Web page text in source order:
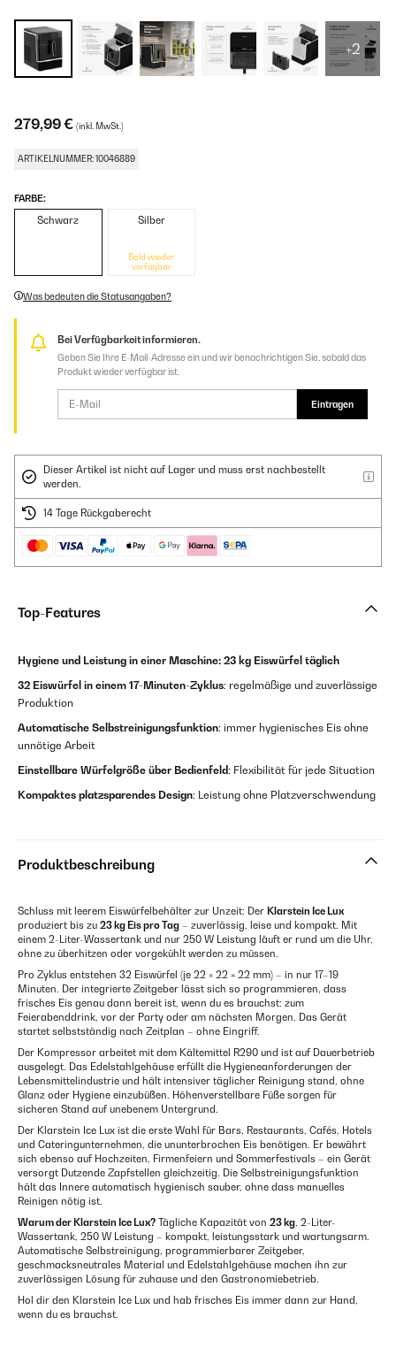
+2
279,99 € (inkl. MwSt.)
ARTIKELNUMMER: 10046889
FARBE:
Schwarz Silber
Bald wieder
verfügbar
Was bedeuten die Statusangaben?
Bei Verfügbarkeit informieren.
Geben Sie Ihre E-Mail-Adresse ein und wir benachrichtigen Sie, sobald das
Produkt wieder verfügbar ist.
Eintragen
Dieser Artikel ist nicht auf Lager und muss erst nachbestellt
werden.
14 Tage Rückgaberecht
Top-Features
Hygiene und Leistung in einer Maschine: 23 kg Eiswürfel täglich
32 Eiswürfel in einem 17-Minuten-Zyklus: regelmäßige und zuverlässige
Produktion
Automatische Selbstreinigungsfunktion: immer hygienisches Eis ohne
unnötige Arbeit
Einstellbare Würfelgröße über Bedienfeld: Flexibilität für jede Situation
Kompaktes platzsparendes Design: Leistung ohne Platzverschwendung
Produktbeschreibung
Schluss mit leerem Eiswürfelbehälter zur Unzeit: Der Klarstein Ice Lux
produziert bis zu 23 kg Eis pro Tag – zuverlässig, leise und kompakt. Mit
einem 2-Liter-Wassertank und nur 250 W Leistung läuft er rund um die Uhr,
ohne zu überhitzen oder vorgekühlt werden zu müssen.
Pro Zyklus entstehen 32 Eiswürfel (je 22 × 22 × 22 mm) – in nur 17–19
Minuten. Der integrierte Zeitgeber lässt sich so programmieren, dass
frisches Eis genau dann bereit ist, wenn du es brauchst: zum
Feierabenddrink, vor der Party oder am nächsten Morgen. Das Gerät
startet selbstständig nach Zeitplan – ohne Eingriff.
Der Kompressor arbeitet mit dem Kältemittel R290 und ist auf Dauerbetrieb
ausgelegt. Das Edelstahlgehäuse erfüllt die Hygieneanforderungen der
Lebensmittelindustrie und hält intensiver täglicher Reinigung stand, ohne
Glanz oder Hygiene einzubüßen. Höhenverstellbare Füße sorgen für
sicheren Stand auf unebenem Untergrund.
Der Klarstein Ice Lux ist die erste Wahl für Bars, Restaurants, Cafés, Hotels
und Cateringunternehmen, die ununterbrochen Eis benötigen. Er bewährt
sich ebenso auf Hochzeiten, Firmenfeiern und Sommerfestivals – ein Gerät
versorgt Dutzende Zapfstellen gleichzeitig. Die Selbstreinigungsfunktion
hält das Innere automatisch hygienisch sauber, ohne dass manuelles
Reinigen nötig ist.
Warum der Klarstein Ice Lux? Tägliche Kapazität von 23 kg, 2-Liter-
Wassertank, 250 W Leistung – kompakt, leistungsstark und wartungsarm.
Automatische Selbstreinigung, programmierbarer Zeitgeber,
geschmacksneutrales Material und Edelstahlgehäuse machen ihn zur
zuverlässigen Lösung für zuhause und den Gastronomiebetrieb.
Hol dir den Klarstein Ice Lux und hab frisches Eis immer dann zur Hand,
wenn du es brauchst.